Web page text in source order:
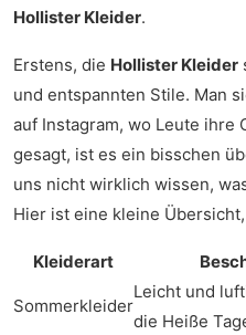
Hollister Kleider.
Erstens, die Hollister Kleider
und entspannten Stile. Man
auf Instagram, wo Leute ihre
gesagt, ist es ein bisschen
uns nicht wirklich wissen,
Hier ist eine kleine
Kleiderart
Sommerkleider
Leicht und
die Heiße